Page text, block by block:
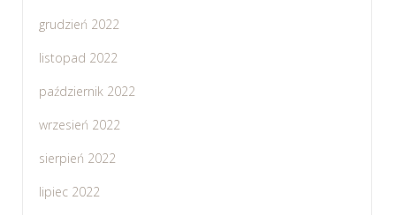
grudzień 2022
listopad 2022
październik 2022
wrzesień 2022
sierpień 2022
lipiec 2022